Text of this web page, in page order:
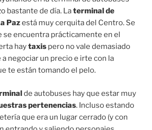
hotel que estaba en
pleno centro.
que podéis ir andando. Todos los
encuentran por la misma zona. De
alojamiento debería ser por allí.
entre elMercado de las Brujas
y el
más bien comunicada y donde se
de interés. Nosotros nos